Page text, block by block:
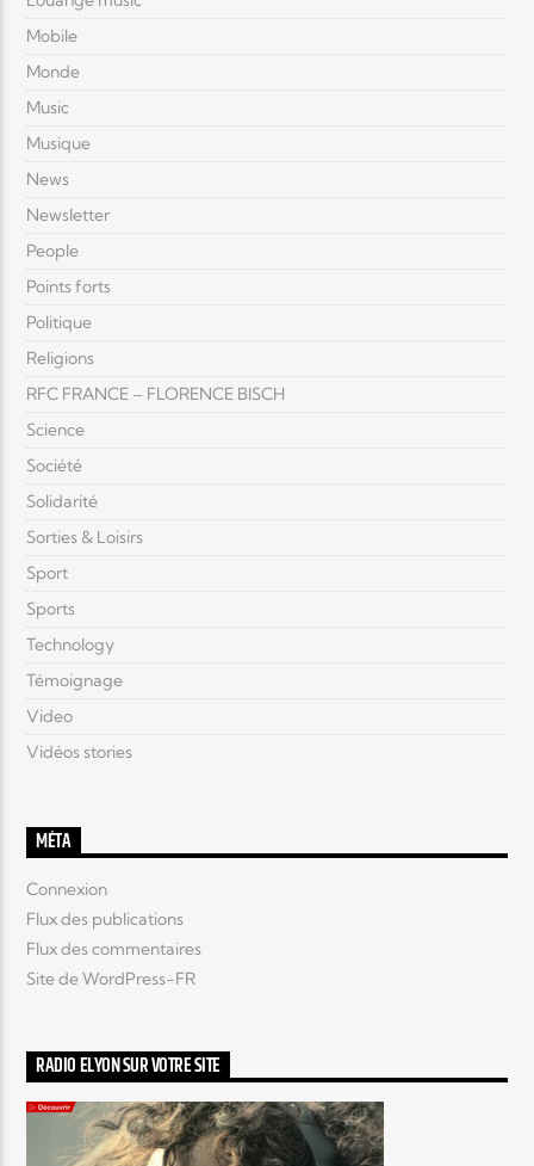
Mobile
Monde
Music
Musique
News
Newsletter
People
Points forts
Politique
Religions
RFC FRANCE – FLORENCE BISCH
Science
Société
Solidarité
Sorties & Loisirs
Sport
Sports
Technology
Témoignage
Video
Vidéos stories
MÉTA
Connexion
Flux des publications
Flux des commentaires
Site de WordPress-FR
RADIO ELYON SUR VOTRE SITE